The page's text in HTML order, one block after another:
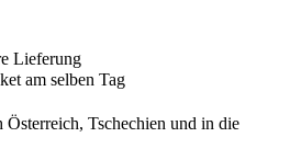
Lieferung
am selben Tag
Tschechien und in die